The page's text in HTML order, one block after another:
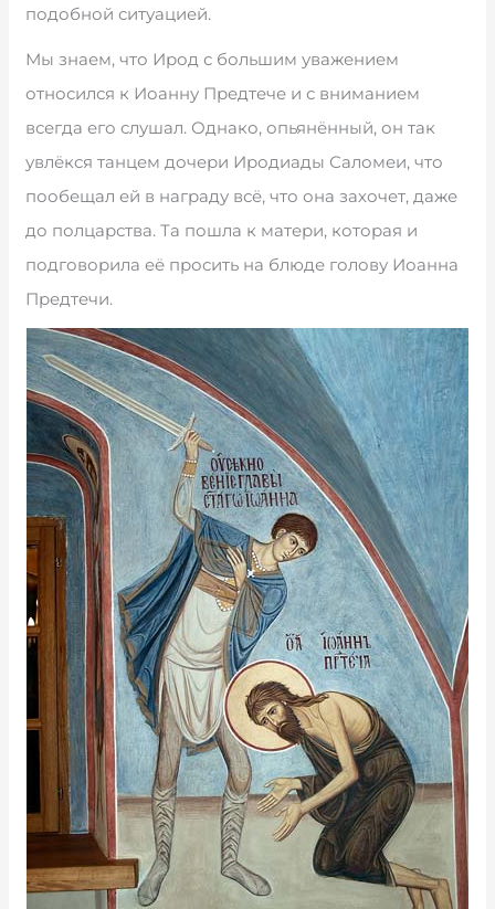
подобной ситуацией.
Мы знаем, что Ирод с большим уважением
относился к Иоанну Предтече и с вниманием
всегда его слушал. Однако, опьянённый, он так
увлёкся танцем дочери Иродиады Саломеи, что
пообещал ей в награду всё, что она захочет, даже
до полцарства. Та пошла к матери, которая и
подговорила её просить на блюде голову Иоанна
Предтечи.